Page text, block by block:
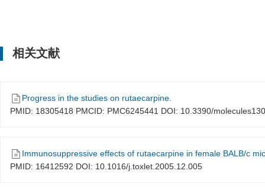
相关文献
Progress in the studies on rutaecarpine.
PMID: 18305418 PMCID: PMC6245441 DOI: 10.3390/
Immunosuppressive effects of rutaecarpine in female BALB/c
PMID: 16412592 DOI: 10.1016/j.toxlet.2005.12.005